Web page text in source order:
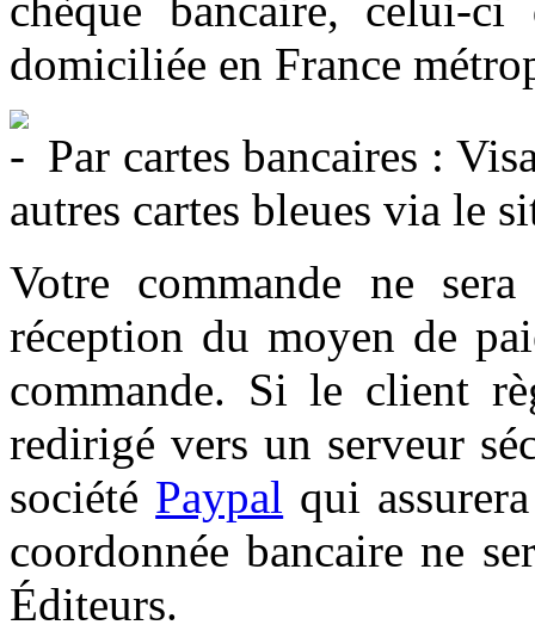
domiciliée en France
Par cartes bancaires :
autres cartes bleues via le
Votre commande ne
réception du moyen de
commande. Si le client
redirigé vers un serveur
société Paypal qui
coordonnée bancaire ne
Éditeurs.